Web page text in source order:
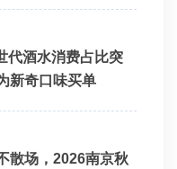
代酒水消费占比突
新奇口味买单
散场，2026南京秋